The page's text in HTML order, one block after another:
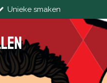
Unieke smaken